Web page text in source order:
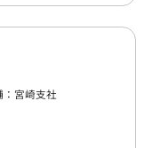
：宮崎支社